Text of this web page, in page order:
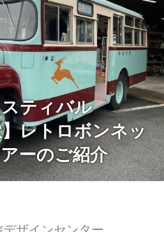
ティバル
レトロボンネッ
ーのご紹介